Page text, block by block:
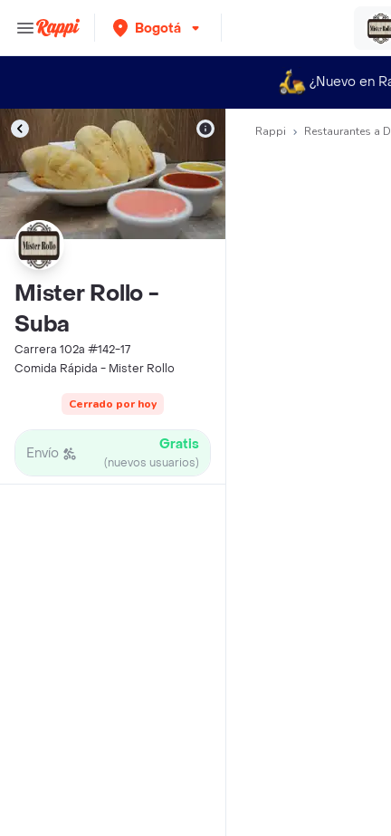
Bogotá
¿Nuevo en
Mister Rollo -
Suba
Carrera 102a #142-17
Comida Rápida - Mister Rollo
Cerrado por hoy
Envío Gratis
(nuevos usuarios)
Rappi Restaurantes a